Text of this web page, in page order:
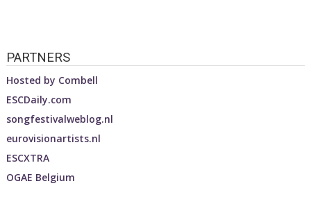
PARTNERS
Hosted by Combell
ESCDaily.com
songfestivalweblog.nl
eurovisionartists.nl
ESCXTRA
OGAE Belgium